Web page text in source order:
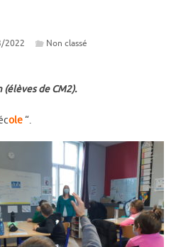
2022 Non classé
de CM2).
ole “.